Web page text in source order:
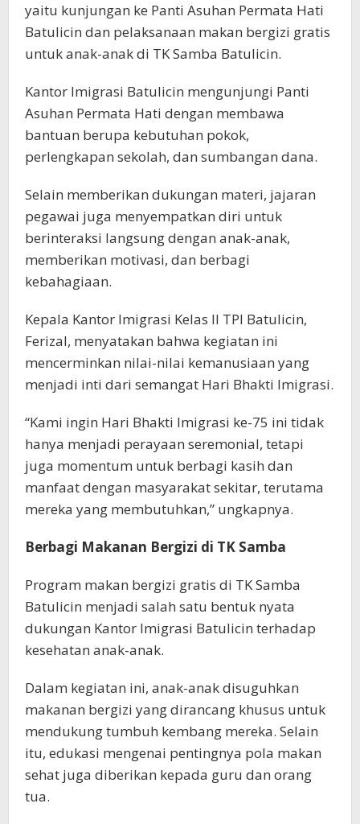
yaitu kunjungan ke Panti Asuhan Permata Hati
Batulicin dan pelaksanaan makan bergizi gratis
untuk anak-anak di TK Samba Batulicin.
Kantor Imigrasi Batulicin mengunjungi Panti
Asuhan Permata Hati dengan membawa
bantuan berupa kebutuhan pokok,
perlengkapan sekolah, dan sumbangan dana.
Selain memberikan dukungan materi, jajaran
pegawai juga menyempatkan diri untuk
berinteraksi langsung dengan anak-anak,
memberikan motivasi, dan berbagi
kebahagiaan.
Kepala Kantor Imigrasi Kelas II TPI Batulicin,
Ferizal, menyatakan bahwa kegiatan ini
mencerminkan nilai-nilai kemanusiaan yang
menjadi inti dari semangat Hari Bhakti Imigrasi.
“Kami ingin Hari Bhakti Imigrasi ke-75 ini tidak
hanya menjadi perayaan seremonial, tetapi
juga momentum untuk berbagi kasih dan
manfaat dengan masyarakat sekitar, terutama
mereka yang membutuhkan,” ungkapnya.
Berbagi Makanan Bergizi di TK Samba
Program makan bergizi gratis di TK Samba
Batulicin menjadi salah satu bentuk nyata
dukungan Kantor Imigrasi Batulicin terhadap
kesehatan anak-anak.
Dalam kegiatan ini, anak-anak disuguhkan
makanan bergizi yang dirancang khusus untuk
mendukung tumbuh kembang mereka. Selain
itu, edukasi mengenai pentingnya pola makan
sehat juga diberikan kepada guru dan orang
tua.